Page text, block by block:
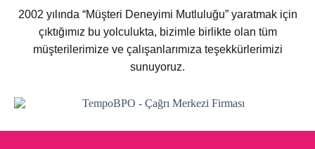
2002 yılında “Müşteri Deneyimi Mutluluğu” yaratmak için
çıktığımız bu yolculukta, bizimle birlikte olan tüm
müşterilerimize ve çalışanlarımıza teşekkürlerimizi
sunuyoruz.